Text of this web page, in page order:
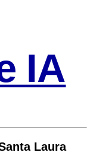
IA
Laura